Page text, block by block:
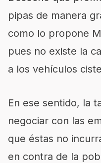
pipas de manera
como lo propone
pues no existe la
a los vehículos
En ese sentido, la
negociar con las
que éstas no
en contra de la